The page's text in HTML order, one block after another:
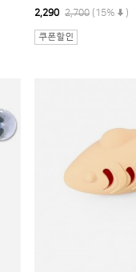
2,290 2,700 (15% )